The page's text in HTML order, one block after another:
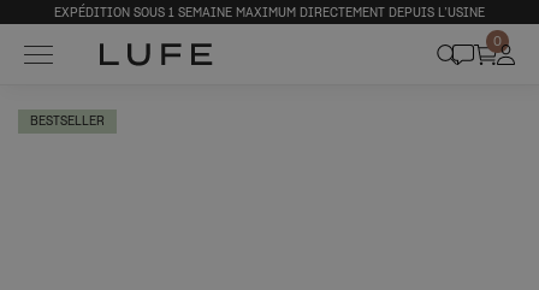
EXPÉDITION SOUS 1 SEMAINE MAXIMUM DIRECTEMENT DEPUIS L’USINE
0
BESTSELLER